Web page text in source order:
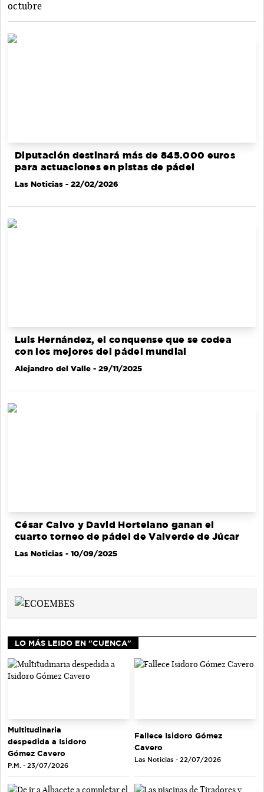
octubre
Diputación destinará más de 845.000 euros
para actuaciones en pistas de pádel
Las Noticias - 22/02/2026
Luis Hernández, el conquense que se codea
con los mejores del pádel mundial
Alejandro del Valle - 29/11/2025
César Calvo y David Hortelano ganan el
cuarto torneo de pádel de Valverde de Júcar
Las Noticias - 10/09/2025
LO MÁS LEIDO EN "CUENCA"
Multitudinaria
despedida a Isidoro
Gómez Cavero
P.M. - 23/07/2026
Fallece Isidoro Gómez
Cavero
Las Noticias - 22/07/2026